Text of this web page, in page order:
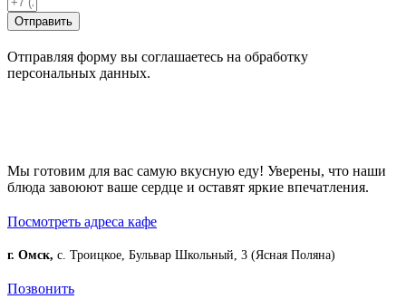
Отправить
Отправляя форму вы соглашаетесь на обработку
персональных данных.
Мы готовим для вас самую вкусную еду! Уверены, что наши
блюда завоюют ваше сердце и оставят яркие впечатления.
Посмотреть адреса кафе
г. Омск, с. Троицкое, Бульвар Школьный, 3 (Ясная Поляна)
Позвонить